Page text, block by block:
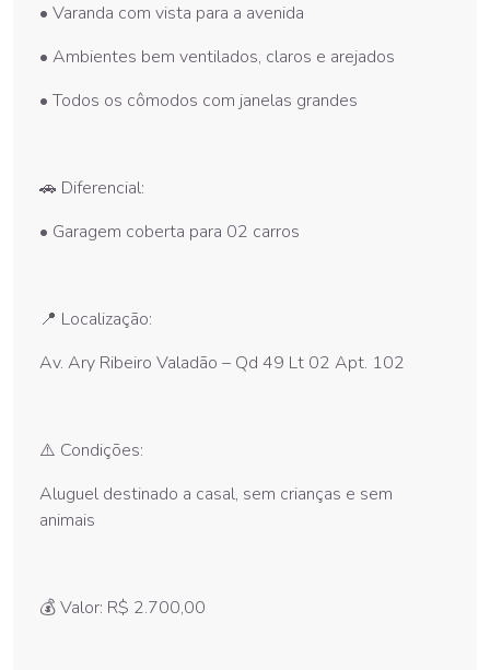
• Varanda com vista para a avenida
• Ambientes bem ventilados, claros e arejados
• Todos os cômodos com janelas grandes
🚗 Diferencial:
• Garagem coberta para 02 carros
📍 Localização:
Av. Ary Ribeiro Valadão – Qd 49 Lt 02 Apt. 102
⚠️ Condições:
Aluguel destinado a casal, sem crianças e sem
animais
💰 Valor: R$ 2.700,00